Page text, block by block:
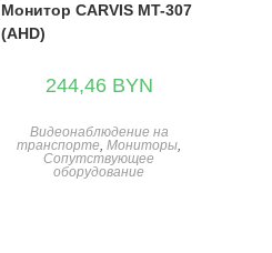
Видеонаблюдение на
транспорте,Мониторы,
Сопутствующее
оборудование
Монитор CARVIS MT-307
(AHD)
244,46 BYN